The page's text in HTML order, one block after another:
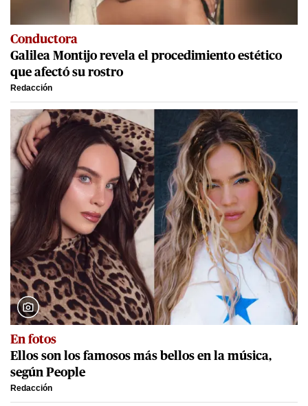
Conductora
Galilea Montijo revela el procedimiento estético
que afectó su rostro
Redacción
En fotos
Ellos son los famosos más bellos en la música,
según People
Redacción